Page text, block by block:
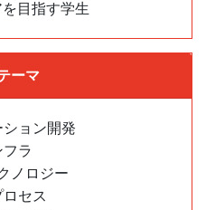
目指す学生
ーマ
ョン開発
フラ
ノロジー
ロセス